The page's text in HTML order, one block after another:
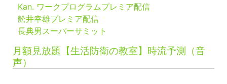
Kan. ワークプログラムプレミア配信
舩井幸雄プレミア配信
長典男スーパーサミット
月額見放題【生活防衛の教室】時流予測（音
声）